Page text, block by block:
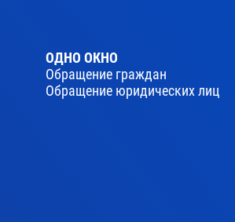
ОДНО ОКНО
Обращение граждан
Обращение юридических лиц